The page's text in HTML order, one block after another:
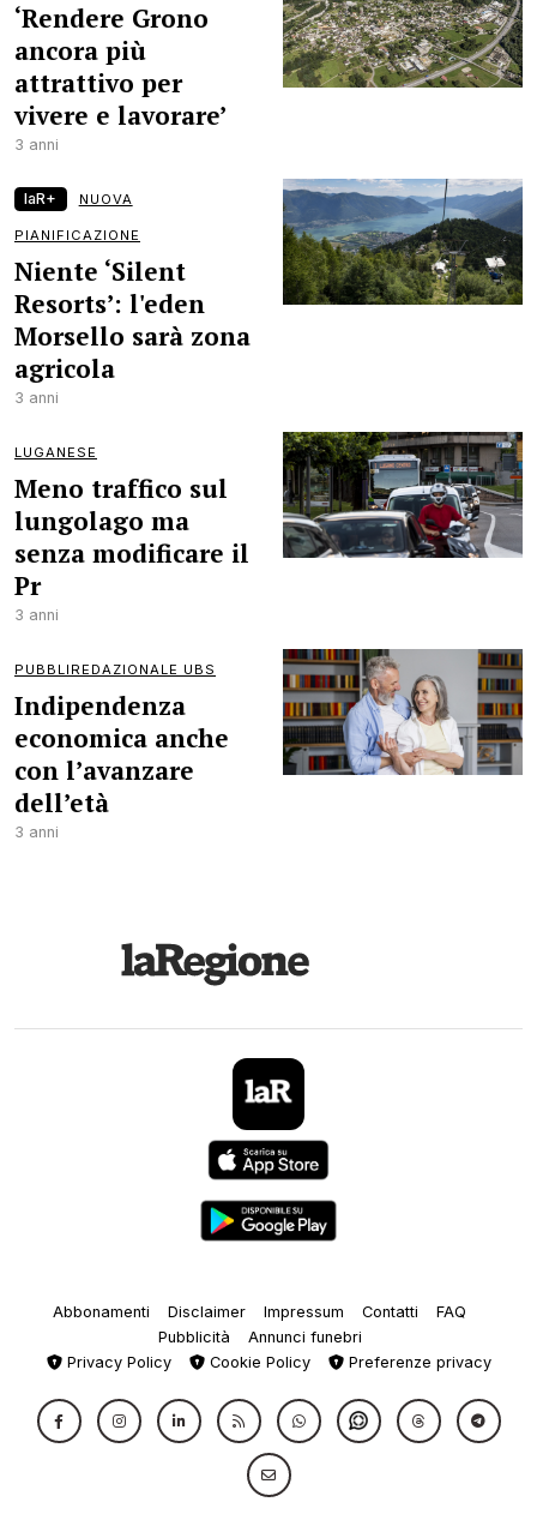
‘Rendere Grono
ancora più
attrattivo per
vivere e lavorare’
3 anni
laR+ NUOVA
PIANIFICAZIONE
Niente ‘Silent
Resorts’: l'eden
Morsello sarà zona
agricola
3 anni
LUGANESE
Meno traffico sul
lungolago ma
senza modificare il
Pr
3 anni
PUBBLIREDAZIONALE UBS
Indipendenza
economica anche
con l’avanzare
dell’età
3 anni
Abbonamenti Disclaimer Impressum Contatti
FAQ
Pubblicità
Annunci funebri
Privacy Policy
Cookie Policy Preferenze privacy